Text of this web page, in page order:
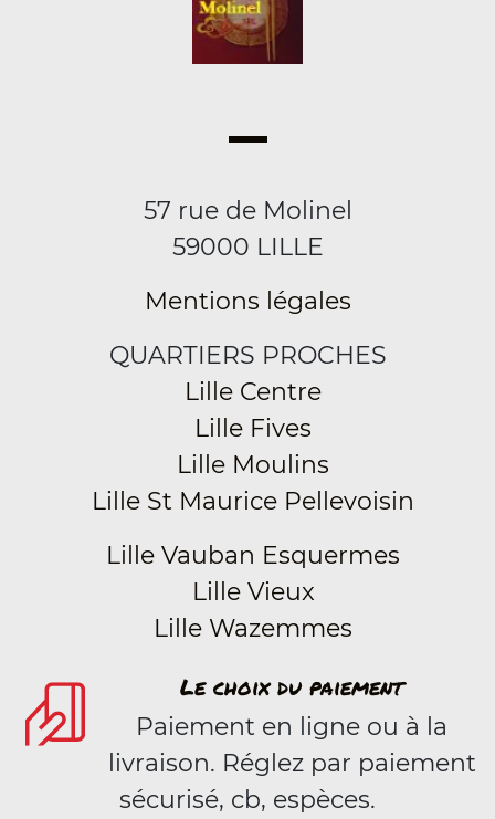
57 rue de Molinel
59000 LILLE
Mentions légales
QUARTIERS PROCHES
Lille Centre
Lille Fives
Lille Moulins
Lille St Maurice Pellevoisin
Lille Vauban Esquermes
Lille Vieux
Lille Wazemmes
Le choix du paiement
Paiement en ligne ou à la
livraison. Réglez par paiement
sécurisé, cb, espèces.